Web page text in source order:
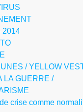
2014
/ YELLOW
LA GUERRE /
crise comme